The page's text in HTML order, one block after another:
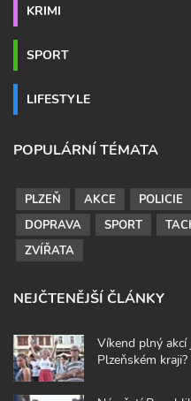
KRIMI
SPORT
LIFESTYLE
POPULÁRNÍ TÉMATA
PLZEŇ AKCE POLICIE
DOPRAVA
SPORT
ZVÍŘATA
NEJČTENĚJŠÍ ČLÁNKY
Víkend plný akcí
Plzeňském kraji?